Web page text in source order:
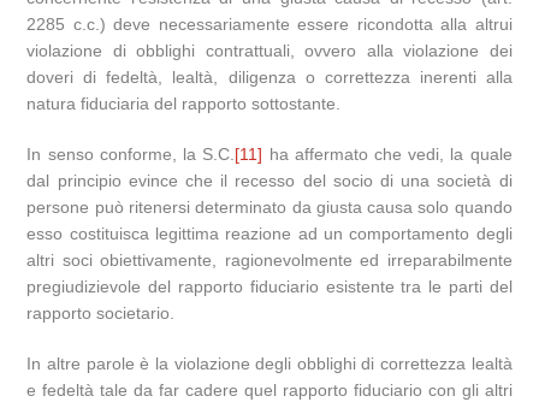
2285 c.c.) deve necessariamente essere ricondotta alla altrui
violazione di obblighi contrattuali, ovvero alla violazione dei
doveri di fedeltà, lealtà, diligenza o correttezza inerenti alla
natura fiduciaria del rapporto sottostante.
In senso conforme, la S.C.[11] ha affermato che vedi, la quale
dal principio evince che il recesso del socio di una società di
persone può ritenersi determinato da giusta causa solo quando
esso costituisca legittima reazione ad un comportamento degli
altri soci obiettivamente, ragionevolmente ed irreparabilmente
pregiudizievole del rapporto fiduciario esistente tra le parti del
rapporto societario.
In altre parole è la violazione degli obblighi di correttezza lealtà
e fedeltà tale da far cadere quel rapporto fiduciario con gli altri